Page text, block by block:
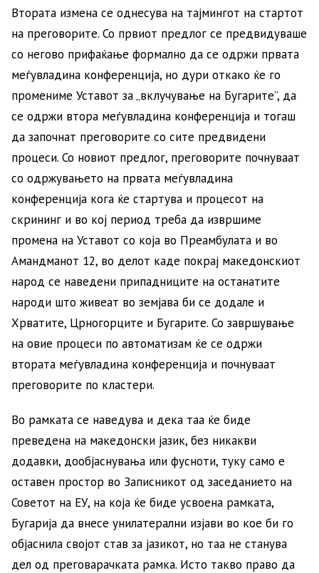
Втората измена се однесува на тајмингот на стартот
на преговорите. Со првиот предлог се предвидуваше
со негово прифаќање формално да се одржи првата
меѓувладина конференција, но дури откако ќе го
промениме Уставот за „вклучување на Бугарите”, да
се одржи втора меѓувладина конференција и тогаш
да започнат преговорите со сите предвидени
процеси. Со новиот предлог, преговорите почнуваат
со одржувањето на првата меѓувладина
конференција кога ќе стартува и процесот на
скрининг и во кој период треба да извршиме
промена на Уставот со која во Преамбулата и во
Амандманот 12, во делот каде покрај македонскиот
народ се наведени припадниците на останатите
народи што живеат во земјава би се додале и
Хрватите, Црногорците и Бугарите. Со завршување
на овие процеси по автоматизам ќе се одржи
втората меѓувладина конференција и почнуваат
преговорите по кластери.
Во рамката се наведува и дека таа ќе биде
преведена на македонски јазик, без никакви
додавки, дообјаснувања или фусноти, туку само е
оставен простор во Записникот од заседанието на
Советот на ЕУ, на која ќе биде усвоена рамката,
Бугарија да внесе унилатерални изјави во кое би го
објаснила својот став за јазикот, но таа не станува
дел од преговарачката рамка. Исто такво право да